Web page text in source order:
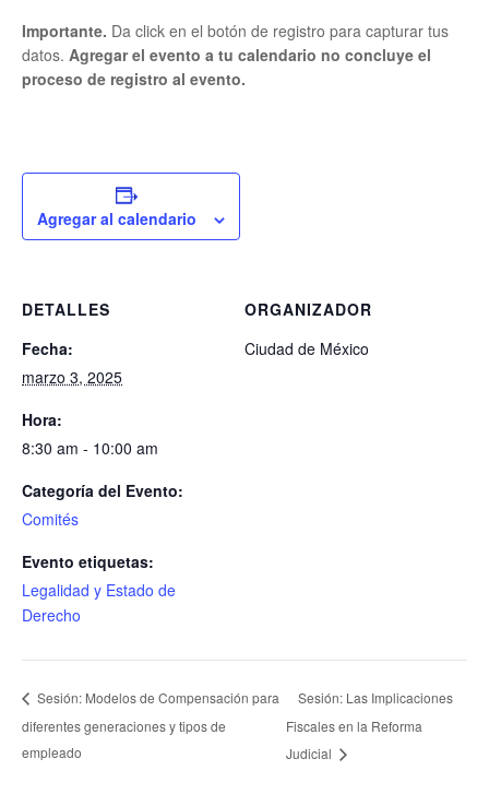
Importante. Da click en el botón de registro para capturar tus
datos. Agregar el evento a tu calendario no concluye el
proceso de registro al evento.
Agregar al calendario
DETALLES
Fecha:
marzo 3, 2025
Hora:
8:30 am - 10:00 am
Categoría del Evento:
Comités
Evento etiquetas:
Legalidad y Estado de
Derecho
ORGANIZADOR
Ciudad de México
Sesión: Modelos de Compensación para
diferentes generaciones y tipos de
empleado
Sesión: Las Implicaciones
Fiscales en la Reforma
Judicial